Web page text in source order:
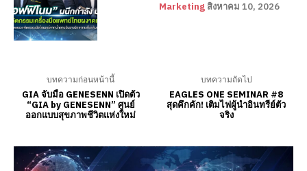
Marketing สิงหาคม 10, 2026
บทความก่อนหน้านี้
GIA จับมือ GENESENN เปิดตัว
“GIA by GENESENN” ศูนย์
ออกแบบสุขภาพชีวิตแห่งใหม่
บทความถัดไป
EAGLES ONE SEMINAR #8
สุดคึกคัก! เติมไฟผู้นำอินทรีย์ตัว
จริง